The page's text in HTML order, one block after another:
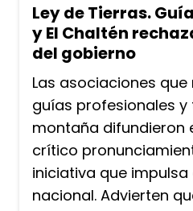
Ley de Tierras.
y El Chaltén
del gobierno
Las asociaciones
guías profesionales
montaña difundieron
crítico
iniciativa que impulsa
nacional. Advierten